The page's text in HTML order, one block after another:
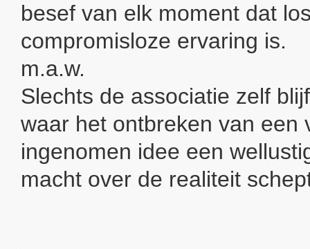
besef van elk moment dat
compromisloze ervaring is.
m.a.w.
Slechts de associatie zelf
waar het ontbreken van een
ingenomen idee een
macht over de realiteit